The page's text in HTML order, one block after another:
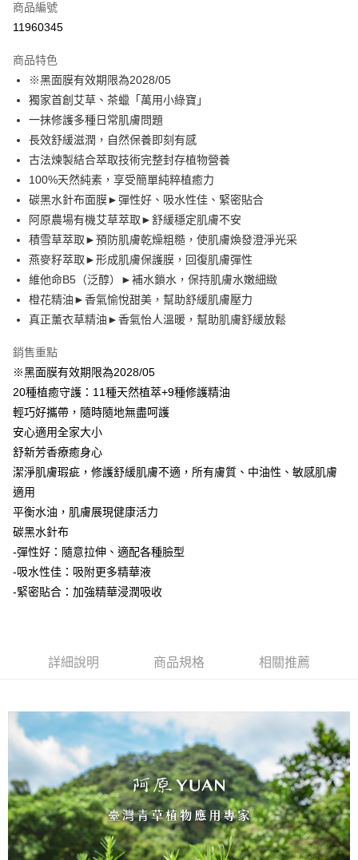
LINE Pay
街口支付
悠遊付
全盈+PAY
大哥付你分期
相關說明
【大哥付你分期使用說明】
1.本服務由台灣大哥大提供，台灣大哥大用戶可立即使用無須另外申請。
流程，驗證手機門號後，選擇欲分期的期數、繳款截止日，確認付款後即完
成交易。
3.實際核准額度、可分期數及費用金額請依後續交易確認頁面所載為準。
4.訂單成立30分鐘內，如未前往確認交易或遇審核未通過，訂單將自動取
消。如遇「轉專審核」未通過狀況，表示未達大哥付你分期系統評分，恕無
法說明評估內容。
1.分期款項不併入電信帳單，「大哥付你分期」於每月結算日後寄送繳費提
醒簡訊。
2.透過簡訊連結打開帳單後，可選擇「超商條碼／台灣大直營門市／銀行轉
帳／街口支付／iPASS MONEY」等通路繳費。
【注意事項】
1.本服務係由「台灣大哥大股份有限公司」（以下簡稱本公司）所提供，讓
用戶於交易時，得透過本服務購買商品或服務，並由商店將買賣／分期付款
買賣價金債權讓與本公司後，依約使用本公司帳單繳交帳款。
2.基於同意付款使用「大哥付你分期」之契約關係目的，商店將以您的個人
資料（包含姓名、電話或地址）提供予台灣大哥大進項蒐集、處理及利用，
由本公司與您本人進行分期帳單所需資料之確認、核對及更正。
3.完整用戶服務條款，請詳閱以下連結：
AFTEE先享後付
相關說明
【關於「AFTEE先享後付」】
AFTEE先享後付是「在收到商品之後才付款」的支付方式。 讓您購物簡單
便利好安心！
１．簡單：不需註冊會員、不需綁卡、不需儲值。
２．便利：只要手機號碼，簡訊認證，即可結帳。
３．安心：先確認商品／服務後，再付款。
【「AFTEE先享後付」結帳流程】
１．於結帳方式選擇「AFTEE先享後付」後，將跳轉至「AFTEE先享後付」
結帳頁面，進行簡訊認證並確認金額後，即可完成結帳。
２．訂單成立數日內，您將收到繳費通知簡訊。
３．收到繳費通知簡訊後14天內，點擊此簡訊中的連結，可透過四大超商／
ATM／網路銀行／等多元方式進行付款，方視為交易完成。
※ 請注意：結帳手續完成當下不需立刻繳費，但若您需要取消訂單，請聯絡
購買商品的店家。未經商家同意取消之訂單仍視為有效，需透過AFTEE先享
後付繳納相關費用。
是否繳費成功／繳費後需取消欲退款等相關疑問，請聯繫「AFTEE先享後付
客戶支援中心」https://netprotections.freshdesk.com/support/home
【注意事項】
１．透過由恩沛科技股份有限公司提供之「AFTEE先享後付」服務完成之交
易，需依本服務之必要範圍內提供個人資料，並將交易相關給付款項請求債
２．關於個人資料處理事宜，請瀏覽以下網址：
４．使用「AFTEE先享後付」時，將依據個別帳號之用戶狀況，依本公司即
５．嚴禁一人註冊多個帳號或使用他人資訊註冊。若發現惡意使用之情形，
恩沛科技股份有限公司將有權停止該用戶之使用額度並採取法律行動。
ATM付款
運送方式
⭕超取僅提供付款後全家取貨
每筆NT$100，滿NT$1,000(含以上)免運費
❌未開放，選取系統將直接取消訂單❌
每筆NT$999
⭕超取僅提供付款後7-11取貨
每筆NT$100，滿NT$1,000(含以上)免運費
每筆NT$100，滿NT$1,000(含以上)免運費
離島宅配
每筆NT$280，滿NT$3,000(含以上)免運費
商品編號
11960345
商品特色
※黑面膜有效期限為2028/05
獨家首創艾草、茶蠟「萬用小綠寶」
一抹修護多種日常肌膚問題
長效舒緩滋潤，自然保養即刻有感
古法煉製結合萃取技術完整封存植物營養
100%天然純素，享受簡單純粹植癒力
碳黑水針布面膜►彈性好、吸水性佳、緊密貼合
阿原農場有機艾草萃取►舒緩穩定肌膚不安
積雪草萃取►預防肌膚乾燥粗糙，使肌膚煥發澄淨光采
燕麥籽萃取►形成肌膚保護膜，回復肌膚彈性
維他命B5（泛醇）►補水鎖水，保持肌膚水嫩細緻
橙花精油►香氣愉悅甜美，幫助舒緩肌膚壓力
真正薰衣草精油►香氣怡人溫暖，幫助肌膚舒緩放鬆
銷售重點
※黑面膜有效期限為2028/05
20種植癒守護：11種天然植萃+9種修護精油
輕巧好攜帶，隨時隨地無盡呵護
安心適用全家大小
舒新芳香療癒身心
潔淨肌膚瑕疵，修護舒緩肌膚不適，所有膚質、中油性、敏感肌膚
適用
平衡水油，肌膚展現健康活力
碳黑水針布
-彈性好：隨意拉伸、適配各種臉型
-吸水性佳：吸附更多精華液
-緊密貼合：加強精華浸潤吸收
詳細說明 商品規格 相關推薦